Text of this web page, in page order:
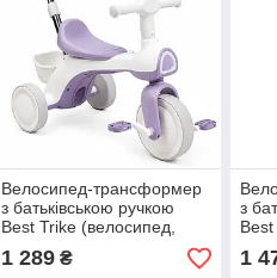
Велосипед-трансформер
з батьківською ручкою
Best Trike (велосипед,
велобіг) арт. TL-38119
1 289₴
з
1